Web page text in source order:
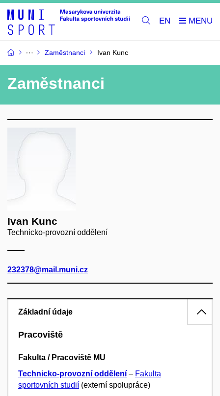
EN
Zaměstnanci Ivan Kunc
Zaměstnanci
Ivan Kunc
Technicko-provozní oddělení
232378@mail.muni.cz
Základní údaje
Pracoviště
Fakulta / Pracoviště MU
Technicko-provozní oddělení – Fakulta
sportovních studií (externí spolupráce)